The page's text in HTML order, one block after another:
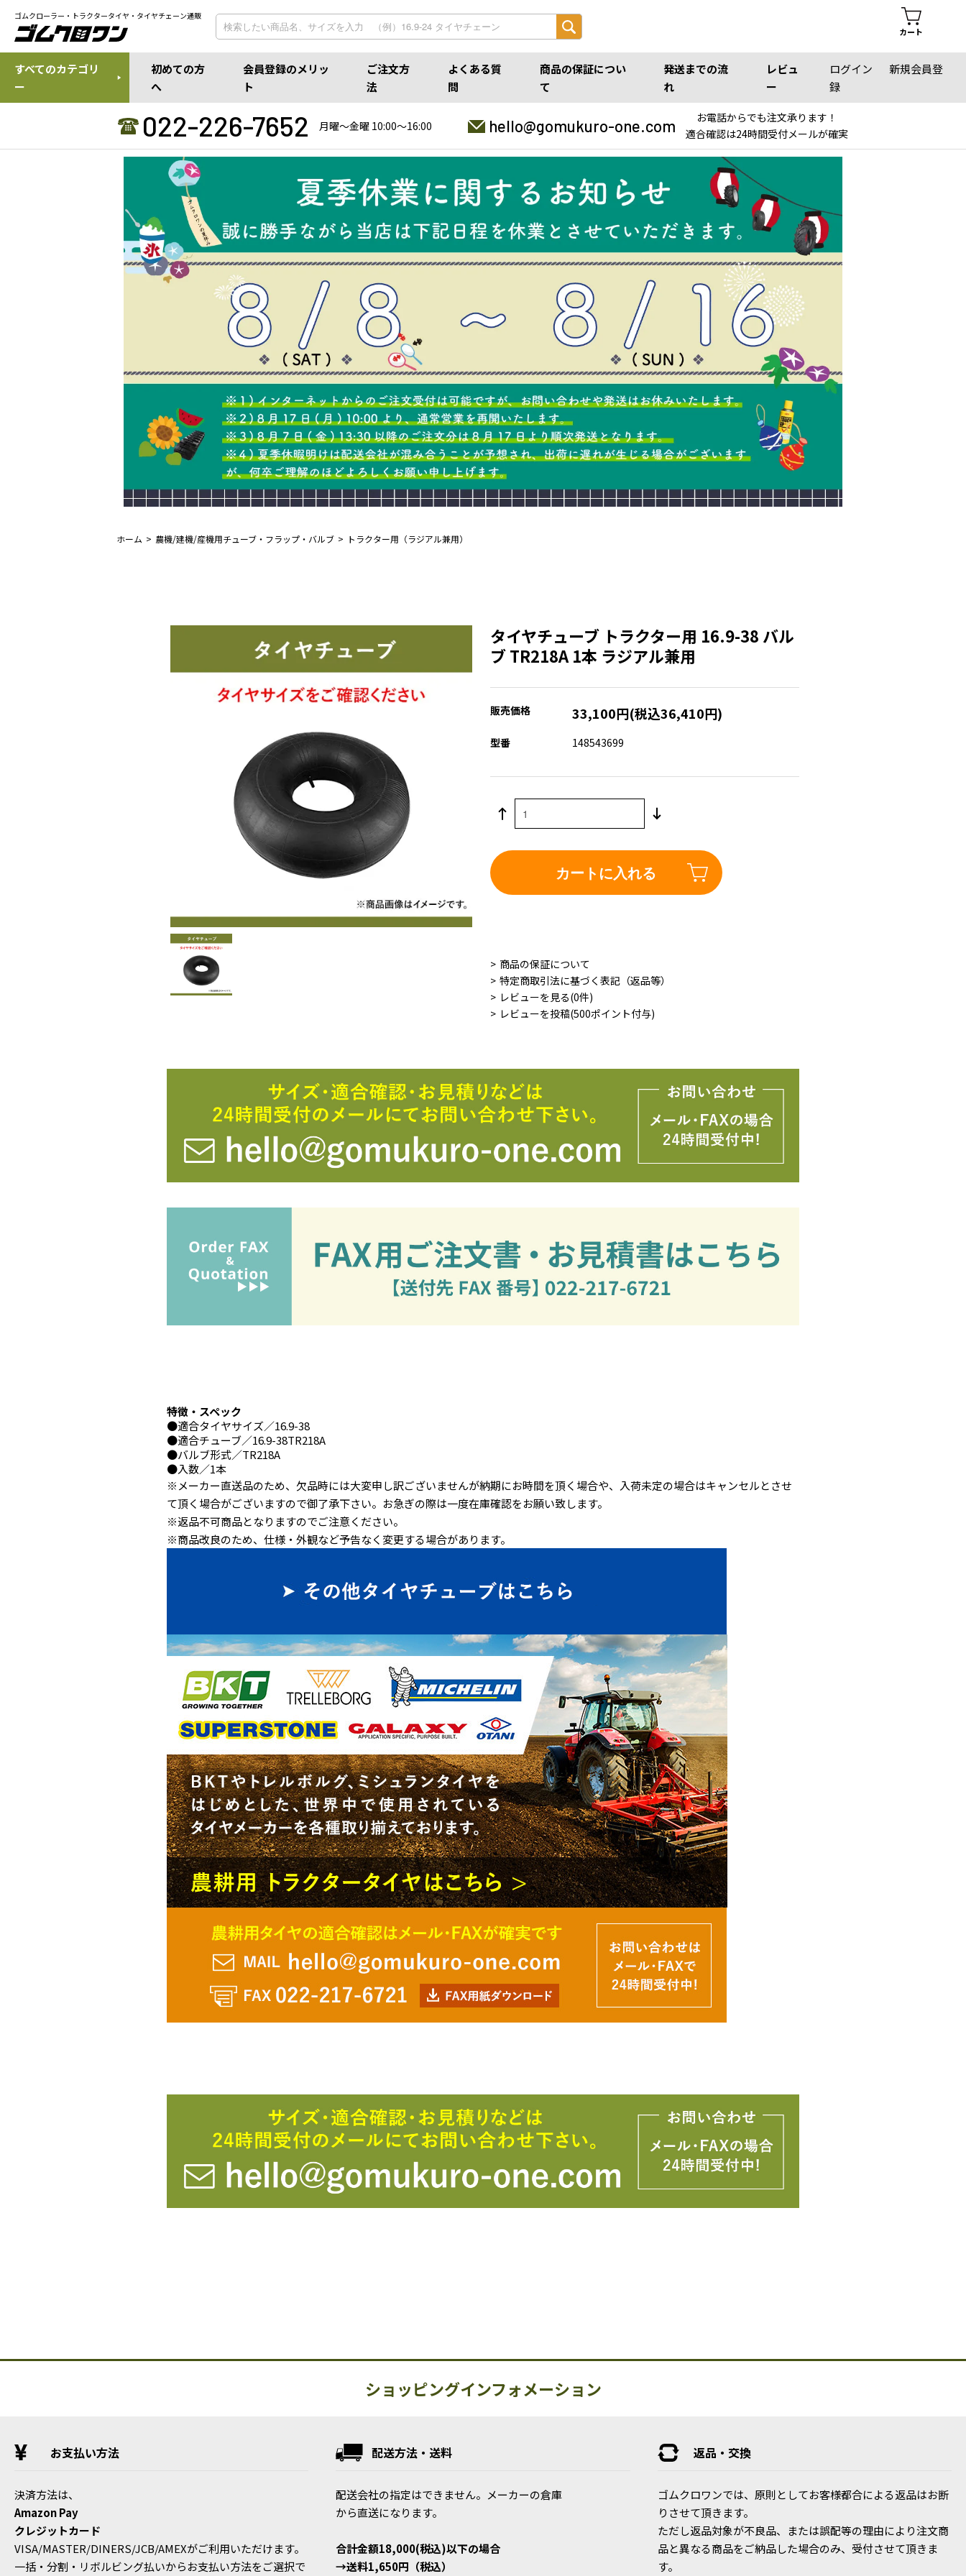
ゴムクローラー・トラクタータイヤ・タイヤチェーン通販
カート
すべてのカテゴリ
ー
初めての方
へ
会員登録のメリッ
ト
ご注文方
法
よくある質
問
商品の保証につい
て
発送までの流
れ
レビュ
ー
ログイン
新規会員登
録
022-226-7652 月曜〜金曜 10:00〜16:00 hello@gomukuro-one.com
お電話からでも注文承ります！
適合確認は24時間受付メールが確実
ホーム 農機/建機/産機用チューブ・フラップ・バルブ トラクター用（ラジアル兼用）
タイヤチューブ トラクター用 16.9-38 バル
ブ TR218A 1本 ラジアル兼用
販売価格 33,100円(税込36,410円)
型番 148543699
カートに入れる
商品の保証について
特定商取引法に基づく表記（返品等）
レビューを見る(0件)
レビューを投稿(500ポイント付与)
特徴・スペック
●適合タイヤサイズ／16.9-38
●適合チューブ／16.9-38TR218A
●バルブ形式／TR218A
●入数／1本
※メーカー直送品のため、欠品時には大変申し訳ございませんが納期にお時間を頂く場合や、入荷未定の場合はキャンセルとさせ
て頂く場合がございますので御了承下さい。お急ぎの際は一度在庫確認をお願い致します。
※返品不可商品となりますのでご注意ください。
※商品改良のため、仕様・外観など予告なく変更する場合があります。
ショッピングインフォメーション
お支払い方法
決済方法は、
Amazon Pay
クレジットカード
VISA/MASTER/DINERS/JCB/AMEXがご利用いただけます。
一括・分割・リボルビング払いからお支払い方法をご選択で
配送方法・送料
配送会社の指定はできません。メーカーの倉庫
から直送になります。
合計金額18,000(税込)以下の場合
→送料1,650円（税込）
返品・交換
ゴムクロワンでは、原則としてお客様都合による返品はお断
りさせて頂きます。
ただし返品対象が不良品、または誤配等の理由により注文商
品と異なる商品をご納品した場合のみ、受付させて頂きま
す。